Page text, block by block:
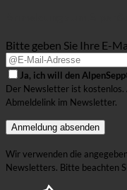
Bitte geben Sie Ihre E-
Ja, ich will den
Der Newsletter ist kostenlos.
Abmeldelink im Newsletter.
Wir verwenden die
Newsletters. Bitte beachten